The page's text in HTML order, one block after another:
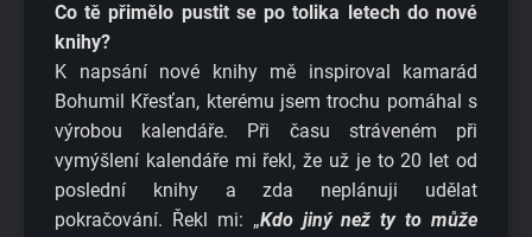
Co tě přimělo pustit se po tolika letech do nové
knihy?
K napsání nové knihy mě inspiroval kamarád
Bohumil Křesťan, kterému jsem trochu pomáhal s
výrobou kalendáře. Při času stráveném při
vymýšlení kalendáře mi řekl, že už je to 20 let od
poslední knihy a zda neplánuji udělat
pokračování. Řekl mi: „Kdo jiný než ty to může